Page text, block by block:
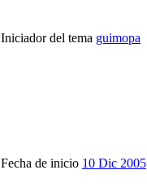
Iniciador del tema guimopa
Fecha de inicio 10 Dic 2005